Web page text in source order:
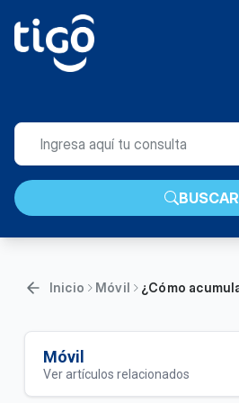
BUSCAR
Inicio Móvil
Móvil
Ver artículos relacionados